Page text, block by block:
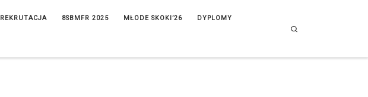
REKRUTACJA 8SBMFR 2025 MŁODE SKOKI’26 DYPLOMY